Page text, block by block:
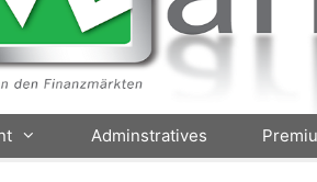
Adminstratives